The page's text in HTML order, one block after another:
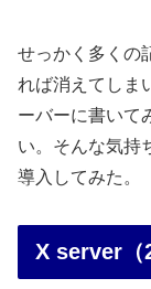
せっかく多くの
れば消えてしま
ーバーに書いて
い。そんな気持
導入してみた。
X server（